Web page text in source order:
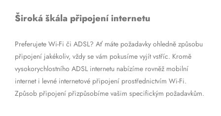
Široká škála připojení internetu
Preferujete Wi-Fi či ADSL? Ať máte požadavky ohledně způsobu
připojení jakékoliv, vždy se vám pokusíme vyjít vstříc. Kromě
vysokorychlostního ADSL internetu nabízíme rovněž mobilní
internet i levné internetové připojení prostřednictvím Wi-Fi.
Způsob připojení přizpůsobíme vašim specifickým požadavkům.